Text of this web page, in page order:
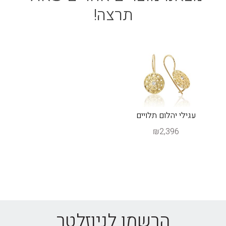
תרצה!
עגילי יהלום תלויים
₪2,396